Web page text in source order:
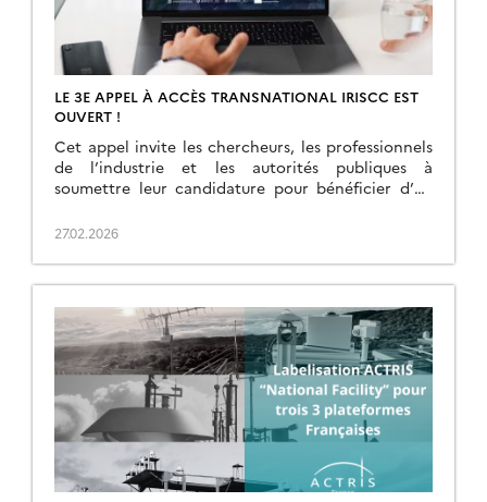
LE 3E APPEL À ACCÈS TRANSNATIONAL IRISCC EST
OUVERT !
Cet appel invite les chercheurs, les professionnels
de l’industrie et les autorités publiques à
soumettre leur candidature pour bénéficier d’un
européennes. Cet appel met […]
27.02.2026